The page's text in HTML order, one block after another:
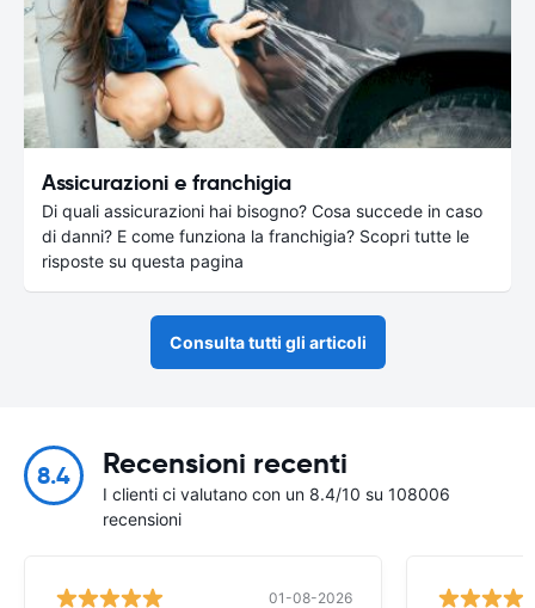
Assicurazioni e franchigia
Di quali assicurazioni hai bisogno? Cosa succede in caso
di danni? E come funziona la franchigia? Scopri tutte le
risposte su questa pagina
Consulta tutti gli articoli
8.4 Recensioni recenti
I clienti ci valutano con un 8.4/10 su 108006
recensioni
01-08-2026